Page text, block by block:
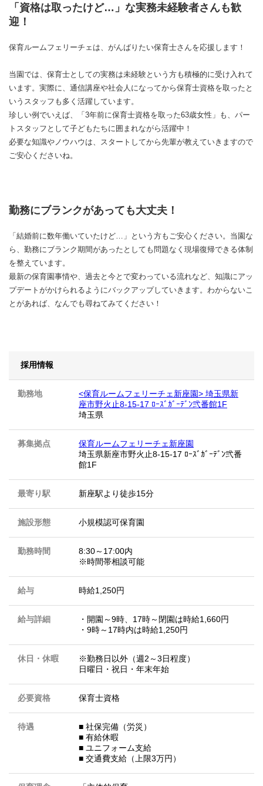
「資格は取ったけど…」な実務未経験者さんも歓
迎！
保育ルームフェリーチェは、がんばりたい保育士さんを応援します！
当園では、保育士としての実務は未経験という方も積極的に受け入れて
います。実際に、通信講座や社会人になってから保育士資格を取ったと
いうスタッフも多く活躍しています。
珍しい例でいえば、「3年前に保育士資格を取った63歳女性」も、パー
トスタッフとして子どもたちに囲まれながら活躍中！
必要な知識やノウハウは、スタートしてから先輩が教えていきますので
ご安心くださいね。
勤務にブランクがあっても大丈夫！
「結婚前に数年働いていたけど…」という方もご安心ください。当園な
ら、勤務にブランク期間があったとしても問題なく現場復帰できる体制
を整えています。
最新の保育園事情や、過去と今とで変わっている流れなど、知識にアッ
プデートがかけられるようにバックアップしていきます。わからないこ
とがあれば、なんでも尋ねてみてください！
採用情報
勤務地
<保育ルームフェリーチェ新座園> 埼玉県新
座市野火止8-15-17 ﾛｰｽﾞｶﾞｰﾃﾞﾝ弐番館1F
埼玉県
募集拠点
保育ルームフェリーチェ新座園
埼玉県新座市野火止8-15-17 ﾛｰｽﾞｶﾞｰﾃﾞﾝ弐番
館1F
最寄り駅 新座駅より徒歩15分
施設形態 小規模認可保育園
勤務時間
8:30～17:00内
※時間帯相談可能
給与 時給1,250円
給与詳細
・開園～9時、17時～閉園は時給1,660円
・9時～17時内は時給1,250円
休日・休暇
※勤務日以外（週2～3日程度）
日曜日・祝日・年末年始
必要資格 保育士資格
待遇
■ 社保完備（労災）
■ 有給休暇
■ ユニフォーム支給
■ 交通費支給（上限3万円）